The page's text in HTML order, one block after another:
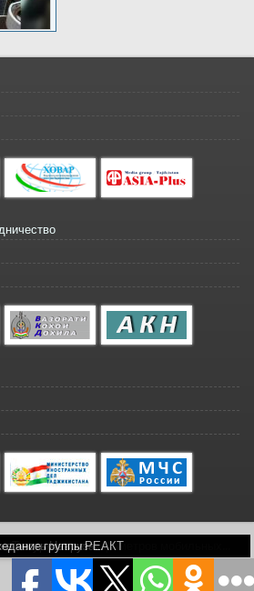
обоснование параметров мобильных...
Темурмалике
в честь Навруза...
группы РЕАКТ